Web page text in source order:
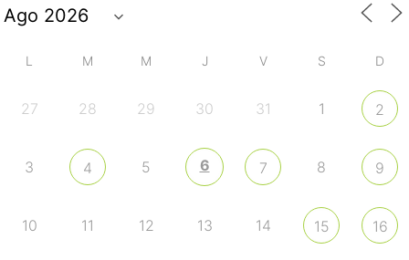
L M M J V S D
27 28 29 30 31 1 2
3 4 5 6 7 8 9
10 11 12 13 14 15 16